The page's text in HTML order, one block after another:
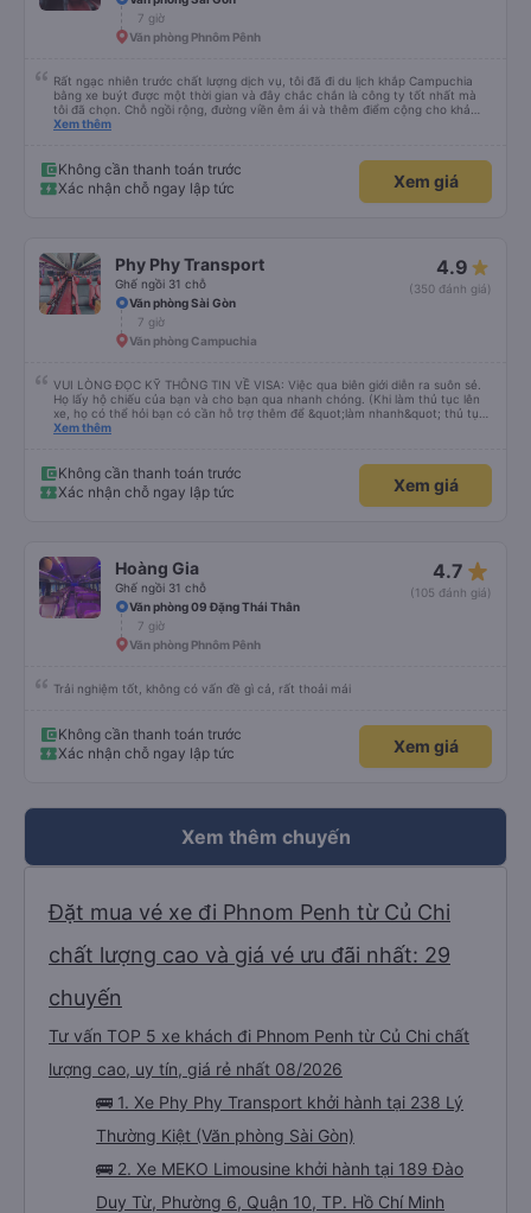
không gì sánh bằng!
7 giờ
Văn phòng Phnôm Pênh
Rất ngạc nhiên trước chất lượng dịch vụ, tôi đã đi du lịch khắp Campuchia
bằng xe buýt được một thời gian và đây chắc chắn là công ty tốt nhất mà
tôi đã chọn. Chỗ ngồi rộng, đường viền êm ái và thêm điểm cộng cho khả
năng nằm. (Bạn có thể không hiểu mọi chuyện xảy ra ở biên giới, với hộ
Xem thêm
Không cần thanh toán trước
Xác nhận chỗ ngay lập tức
Xem giá
Phy Phy Transport
Ghế ngồi 31 chỗ
4.9
(350 đánh giá)
Văn phòng Sài Gòn
7 giờ
Văn phòng Campuchia
VUI LÒNG ĐỌC KỸ THÔNG TIN VỀ VISA: Việc qua biên giới diễn ra suôn sẻ.
Họ lấy hộ chiếu của bạn và cho bạn qua nhanh chóng. (Khi làm thủ tục lên
xe, họ có thể hỏi bạn có cần hỗ trợ thêm để &quot;làm nhanh&quot; thủ tục
visa và qua biên giới không - với một khoản phí phụ thu cho công ty xe buýt.
sẻ và dễ dàng. Ngoài ra, một lưu ý nhỏ, visa kinh doanh là 35 đô la chứ
không phải 50 đô la và điều này đã được lực lượng tuần tra biên giới xác
nhận. Tôi không hiểu tại sao một người từ công ty xe buýt này ở biên giới lại
đó là số tiền chúng tôi đã trả. Hãy cẩn thận với điều này. Tuy nhiên, xe buýt
rất tuyệt. Cực kỳ thoải mái với nhiều chỗ để chân! Chỉ dừng lại hai lần (bao
gồm cả khi qua biên giới) trong 6,5 giờ để đi vệ sinh trong 5 phút. Khá khó
chịu đối với người có bàng quang nhỏ. Họ cũng cho chúng tôi đồ ăn nhẹ và
nước uống, điều này cũng rất tốt.)
Xem thêm
Không cần thanh toán trước
Xác nhận chỗ ngay lập tức
Xem giá
Hoàng Gia
Ghế ngồi 31 chỗ
4.7 star_rate
(105 đánh giá)
Văn phòng 09 Đặng Thái Thân
7 giờ
Văn phòng Phnôm Pênh
Trải nghiệm tốt, không có vấn đề gì cả, rất thoải mái
Không cần thanh toán trước
Xác nhận chỗ ngay lập tức
Xem giá
Xem thêm chuyến
Đặt mua vé xe đi Phnom Penh từ Củ Chi
chất lượng cao và giá vé ưu đãi nhất: 29
chuyến
Tư vấn TOP 5 xe khách đi Phnom Penh từ Củ Chi chất
lượng cao, uy tín, giá rẻ nhất 08/2026
🚌 1. Xe Phy Phy Transport khởi hành tại 238 Lý
Thường Kiệt (Văn phòng Sài Gòn)
🚌 2. Xe MEKO Limousine khởi hành tại 189 Đào
Duy Từ, Phường 6, Quận 10, TP. Hồ Chí Minh